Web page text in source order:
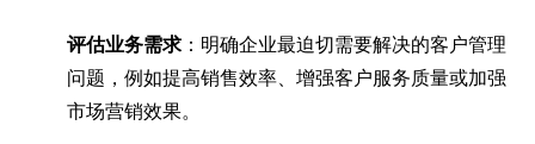
评估业务需求：明确企业最迫切需要解决的客户管理
问题，例如提高销售效率、增强客户服务质量或加强
市场营销效果。